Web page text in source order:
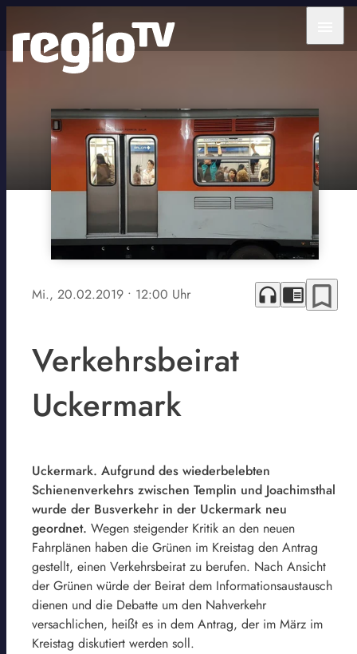
Mi., 20.02.2019 • 12:00 Uhr headphones chrome_reader_mode bookmark_border
Verkehrsbeirat
Uckermark
Uckermark. Aufgrund des wiederbelebten
Schienenverkehrs zwischen Templin und Joachimsthal
wurde der Busverkehr in der Uckermark neu
geordnet. Wegen steigender Kritik an den neuen
Fahrplänen haben die Grünen im Kreistag den Antrag
gestellt, einen Verkehrsbeirat zu berufen. Nach Ansicht
der Grünen würde der Beirat dem Informationsaustausch
dienen und die Debatte um den Nahverkehr
versachlichen, heißt es in dem Antrag, der im März im
Kreistag diskutiert werden soll.